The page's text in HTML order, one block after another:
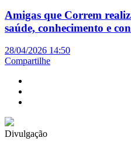
Amigas que Correm
saúde, conhecimento e
28/04/2026 14:50
Compartilhe
Divulgação